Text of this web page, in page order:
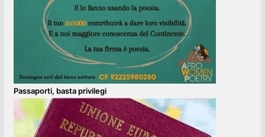
Passaporti, basta privilegi